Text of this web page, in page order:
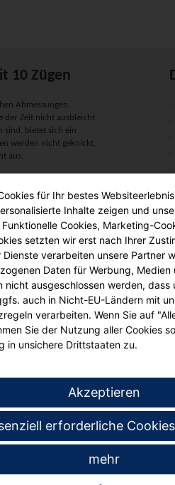
10 Zügen
Abmessungen,
der Zeit nicht ausbleicht
sind, bietet sich ein
werden nicht geknickt,
aus.
in 19 mm Stärke.
sehr strapazierfähig.
Sicherheitskanten.
Stangenriegel-
Raum.
unsere Monteure garantiert.
für Ihr bestes
Inhalte zeigen und
Cookies, Marketing-
setzten wir erst nach Ihrer
Dienste verarbeiten unsere Partner
Daten für Werbung, Medien
nicht ausgeschlossen werden, dass
auch in Nicht-EU-Ländern mit
verarbeiten. Wenn Sie auf
Sie der Nutzung aller Cookies
in unsichere Drittstaaten zu.
Akzeptieren
erforderliche
mehr